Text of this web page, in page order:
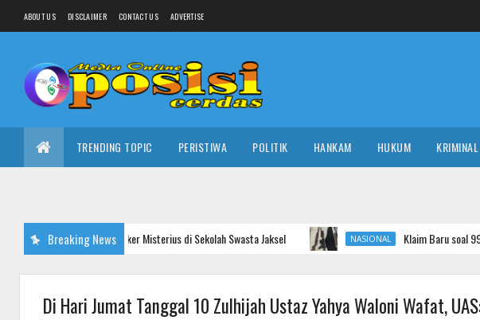
ABOUT US DISCLAIMER CONTACT US ADVERTISE
TRENDING TOPIC PERISTIWA POLITIK HANKAM HUKUM KRIMINAL
Breaking News
Senpi, Ada Bunker Misterius di Sekolah Swasta Jaksel NASIONAL Klaim Baru soal 995 Senjata
Di Hari Jumat Tanggal 10 Zulhijah Ustaz Yahya Waloni Wafat,